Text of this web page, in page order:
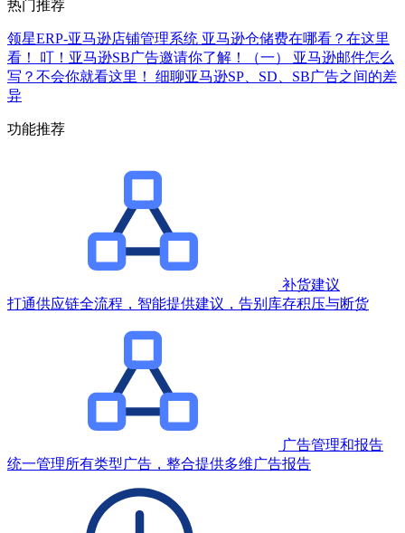
热门推荐
领星ERP-亚马逊店铺管理系统 亚马逊仓储费在哪看？在这里
看！
叮！亚马逊SB广告邀请你了解！（一）
亚马逊邮件怎么
写？不会你就看这里！
细聊亚马逊SP、SD、SB广告之间的差
异
功能推荐
补货建议
打通供应链全流程，智能提供建议，告别库存积压与断货
广告管理和报告
统一管理所有类型广告，整合提供多维广告报告